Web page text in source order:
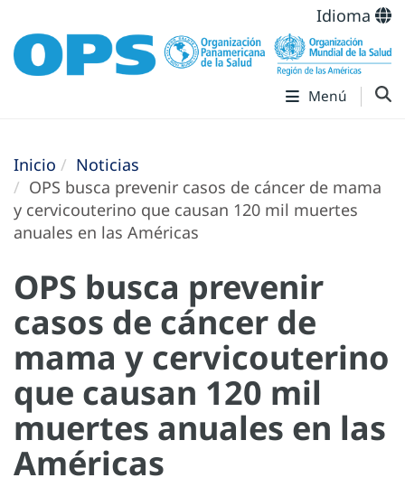
Idioma
Menú
Inicio
Noticias
OPS busca prevenir casos de cáncer de mama
y cervicouterino que causan 120 mil muertes
anuales en las Américas
OPS busca prevenir
casos de cáncer de
mama y cervicouterino
que causan 120 mil
muertes anuales en las
Américas